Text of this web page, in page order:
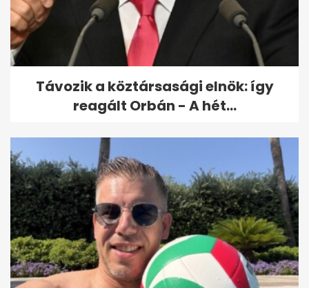
Kisvasutas kirándulás
kánikulában: 9 hazai útvonal
unokákkal
Távozik a köztársasági elnök: így
reagált Orbán - A hét...